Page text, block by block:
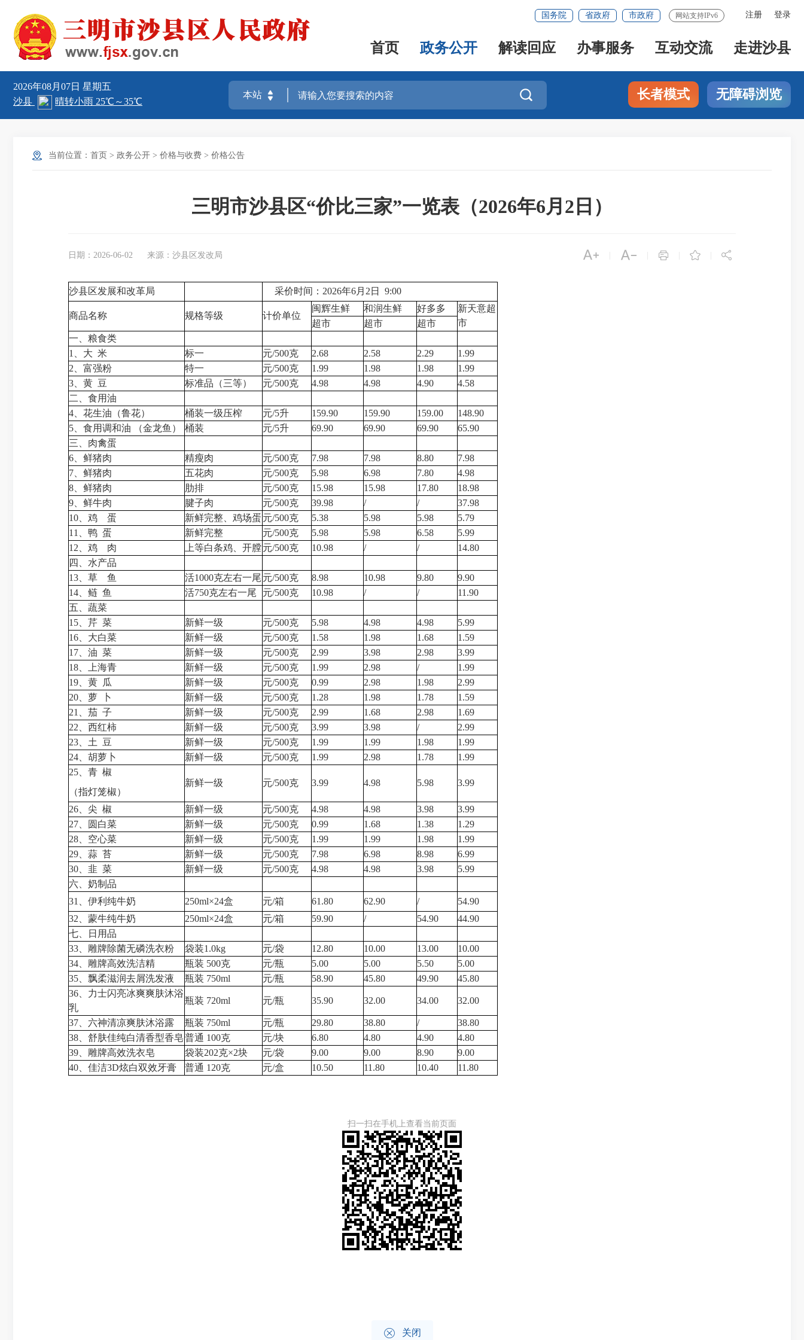
注册 登录
国务院 省政府 市政府 网站支持IPv6
首页 政务公开 解读回应 办事服务 互动交流 走进沙县
2026年08月07日 星期五
 长者模式 无障碍浏览
当前位置： 首页 > 政务公开 > 价格与收费 > 价格公告
三明市沙县区“价比三家”一览表（2026年6月2日）
日期：2026-06-02 来源：沙县区发改局     
沙县区发展和改革局 采价时间：2026年6月2日 9:00
商品名称 规格等级 计价单位
闽辉生鲜 和润生鲜 好多多
新天意超
市
超市 超市
超市
一、粮食类
1、大 米
标一 元/500克 2.68 2.58 2.29
1.99
2、富强粉
特一 元/500克 1.99 1.98 1.98
1.99
3、黄 豆
标准品（三等） 元/500克 4.98 4.98 4.90
4.58
二、食用油
4、花生油（鲁花）
桶装一级压榨 元/5升 159.90 159.90 159.00
148.90
5、食用调和油 （金龙鱼）
桶装 元/5升 69.90 69.90 69.90
65.90
三、肉禽蛋
6、鲜猪肉
精瘦肉 元/500克 7.98 7.98 8.80
7.98
7、鲜猪肉
五花肉 元/500克 5.98 6.98 7.80
4.98
8、鲜猪肉
肋排 元/500克 15.98 15.98 17.80
18.98
9、鲜牛肉
腱子肉 元/500克 39.98 / /
37.98
10、鸡 蛋
新鲜完整、鸡场蛋 元/500克 5.38 5.98 5.98
5.79
11、鸭 蛋
新鲜完整 元/500克 5.98 5.98 6.58
5.99
12、鸡 肉
上等白条鸡、开膛元/500克 10.98 / /
14.80
四、水产品
13、草 鱼
活1000克左右一尾 元/500克 8.98 10.98 9.80
9.90
14、鲢 鱼
活750克左右一尾 元/500克 10.98 / /
11.90
五、蔬菜
15、芹 菜
新鲜一级 元/500克 5.98 4.98 4.98
5.99
16、大白菜
新鲜一级 元/500克 1.58 1.98 1.68
1.59
17、油 菜
新鲜一级 元/500克 2.99 3.98 2.98
3.99
18、上海青
新鲜一级 元/500克 1.99 2.98 /
1.99
19、黄 瓜
新鲜一级 元/500克 0.99 2.98 1.98
2.99
20、萝 卜
新鲜一级 元/500克 1.28 1.98 1.78
1.59
21、茄 子
新鲜一级 元/500克 2.99 1.68 2.98
1.69
22、西红柿
新鲜一级 元/500克 3.99 3.98 /
2.99
23、土 豆
新鲜一级 元/500克 1.99 1.99 1.98
1.99
24、胡萝卜
新鲜一级 元/500克 1.99 2.98 1.78
1.99
25、青 椒
（指灯笼椒）
新鲜一级 元/500克 3.99 4.98 5.98 3.99
26、尖 椒 新鲜一级 元/500克 4.98 4.98 3.98
3.99
27、圆白菜
新鲜一级 元/500克 0.99 1.68 1.38
1.29
28、空心菜
新鲜一级 元/500克 1.99 1.99 1.98
1.99
29、蒜 苔
新鲜一级 元/500克 7.98 6.98 8.98
6.99
30、韭 菜
新鲜一级 元/500克 4.98 4.98 3.98
5.99
六、奶制品
31、 伊利 纯牛奶 250ml×24盒 元/箱 61.80 62.90 /
54.90
32、蒙牛纯牛奶
250ml×24盒 元/箱 59.90 / 54.90
44.90
七、日用品
33、雕牌除菌无磷洗衣粉
袋装1.0kg 元/袋 12.80 10.00 13.00
10.00
34、雕牌高效洗洁精
瓶装 500克 元/瓶 5.00 5.00 5.50
5.00
35、飘柔滋润去屑洗发液
瓶装 750ml 元/瓶 58.90 45.80 49.90
45.80
36、力士闪亮冰爽爽肤沐浴
乳
瓶装 720ml 元/瓶 35.90 32.00 34.00 32.00
37、六神清凉爽肤沐浴露 瓶装 750ml 元/瓶 29.80 38.80 /
38.80
38、舒肤佳纯白清香型香皂普通 100克 元/块 6.80 4.80 4.90
4.80
39、雕牌高效洗衣皂
袋装202克×2块 元/袋 9.00 9.00 8.90
9.00
40、佳洁3D炫白双效牙膏
普通 120克 元/盒 10.50 11.80 10.40 11.80
扫一扫在手机上查看当前页面
 关闭